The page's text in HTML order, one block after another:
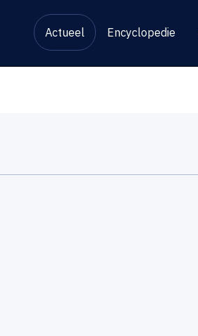
Actueel Encyclopedie